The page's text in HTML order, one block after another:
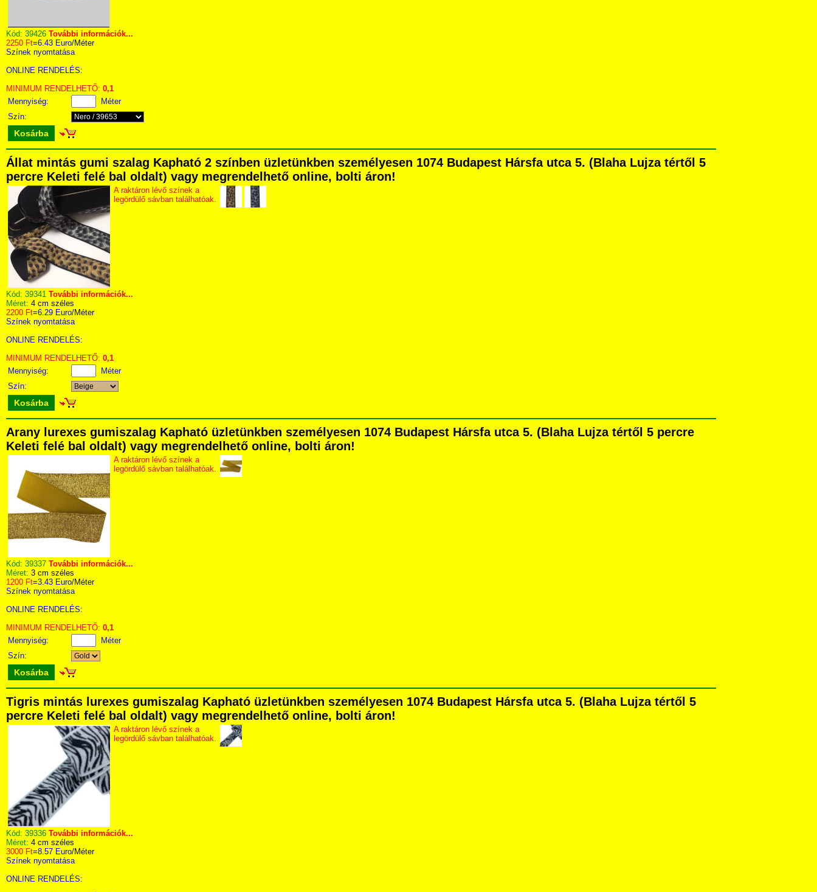
Kód: 39426 További információk...
2250 Ft=6.43 Euro/Méter
Színek nyomtatása
ONLINE RENDELÉS:
MINIMUM RENDELHETŐ: 0,1
Mennyiség:
Méter
Szín:
Kosárba
Állat mintás gumi szalag Kapható 2 színben üzletünkben személyesen 1074 Budapest Hársfa utca 5. (Blaha Lujza tértől 5
percre Keleti felé bal oldalt) vagy megrendelhető online, bolti áron!
A raktáron lévő színek a
legördülő sávban találhatóak.
Kód: 39341 További információk...
Méret: 4 cm széles
2200 Ft=6.29 Euro/Méter
Színek nyomtatása
ONLINE RENDELÉS:
MINIMUM RENDELHETŐ: 0,1
Mennyiség:
Méter
Szín:
Kosárba
Arany lurexes gumiszalag Kapható üzletünkben személyesen 1074 Budapest Hársfa utca 5. (Blaha Lujza tértől 5 percre
Keleti felé bal oldalt) vagy megrendelhető online, bolti áron!
A raktáron lévő színek a
legördülő sávban találhatóak.
Kód: 39337 További információk...
Méret: 3 cm széles
1200 Ft=3.43 Euro/Méter
Színek nyomtatása
ONLINE RENDELÉS:
MINIMUM RENDELHETŐ: 0,1
Mennyiség:
Méter
Szín:
Kosárba
Tigris mintás lurexes gumiszalag Kapható üzletünkben személyesen 1074 Budapest Hársfa utca 5. (Blaha Lujza tértől 5
percre Keleti felé bal oldalt) vagy megrendelhető online, bolti áron!
A raktáron lévő színek a
legördülő sávban találhatóak.
Kód: 39336 További információk...
Méret: 4 cm széles
3000 Ft=8.57 Euro/Méter
Színek nyomtatása
ONLINE RENDELÉS: